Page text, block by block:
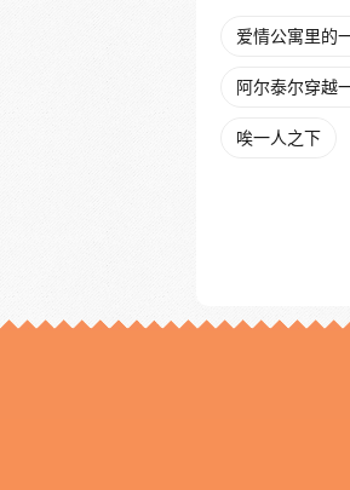
爱情公寓里的
阿尔泰尔穿越
唉一人之下